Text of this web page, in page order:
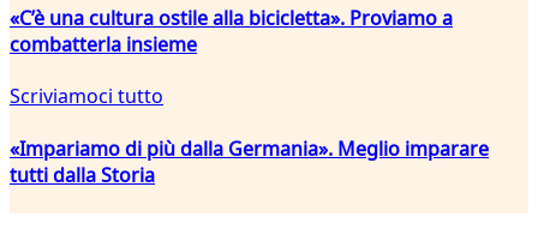
«C’è una cultura ostile alla bicicletta». Proviamo a
combatterla insieme
Scriviamoci tutto
«Impariamo di più dalla Germania». Meglio imparare
tutti dalla Storia